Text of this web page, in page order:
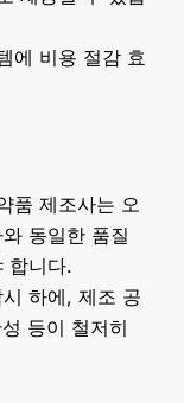
에 비용 절감 효
품 제조사는 오
동일한 품질
합니다.
하에, 제조 공
등이 철저히